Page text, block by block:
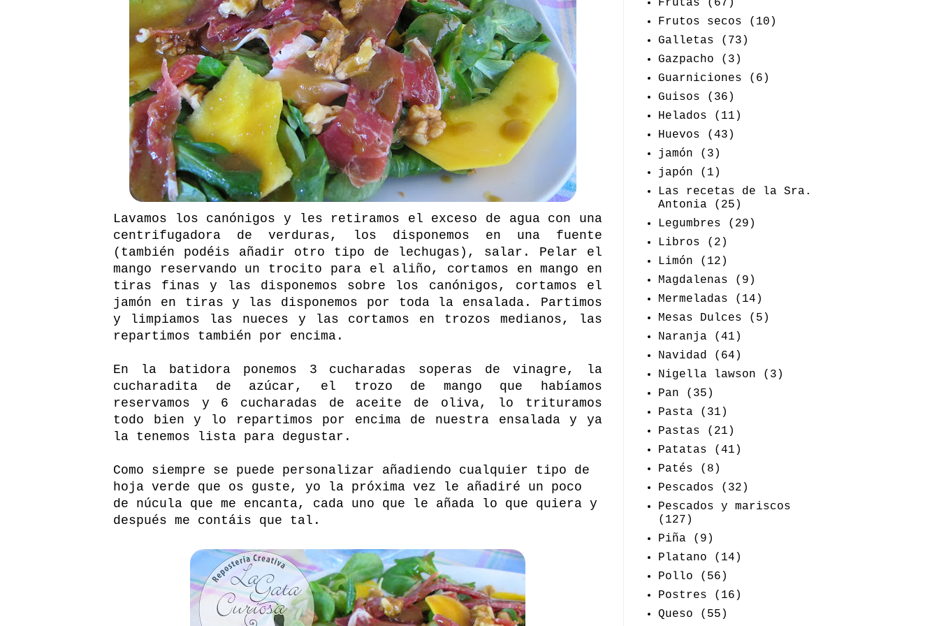
Lavamos los canónigos y les retiramos el exceso de agua con una
centrifugadora de verduras, los disponemos en una fuente
(también podéis añadir otro tipo de lechugas), salar. Pelar el
mango reservando un trocito para el aliño, cortamos en mango en
tiras finas y las disponemos sobre los canónigos, cortamos el
jamón en tiras y las disponemos por toda la ensalada. Partimos
y limpiamos las nueces y las cortamos en trozos medianos, las
repartimos también por encima.
En la batidora ponemos 3 cucharadas soperas de vinagre, la
cucharadita de azúcar, el trozo de mango que habíamos
reservamos y 6 cucharadas de aceite de oliva, lo trituramos
todo bien y lo repartimos por encima de nuestra ensalada y ya
la tenemos lista para degustar.
Como siempre se puede personalizar añadiendo cualquier tipo de
hoja verde que os guste, yo la próxima vez le añadiré un poco
de núcula que me encanta, cada uno que le añada lo que quiera y
después me contáis que tal.
Frutas
(67)
Frutos secos
(10)
Galletas
(73)
Gazpacho
(3)
Guarniciones
(6)
Guisos
(36)
Helados
(11)
Huevos
(43)
jamón
(3)
japón
(1)
Las recetas de la Sra.
Antonia
(25)
Legumbres
(29)
Libros
(2)
Limón
(12)
Magdalenas
(9)
Mermeladas
(14)
Mesas Dulces
(5)
Naranja
(41)
Navidad
(64)
Nigella lawson
(3)
Pan
(35)
Pasta
(31)
Pastas
(21)
Patatas
(41)
Patés
(8)
Pescados
(32)
Pescados y mariscos
(127)
Piña
(9)
Platano
(14)
Pollo
(56)
Postres
(16)
Queso
(55)